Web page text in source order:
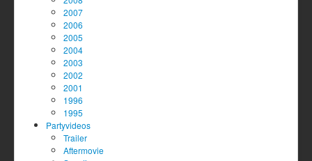
2007
2006
2005
2004
2003
2002
2001
1996
1995
Partyvideos
Trailer
Aftermovie